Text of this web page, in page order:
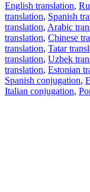
English translation,
translation, Spanish
translation, Arabic
translation, Chinese
translation, Tatar
translation, Uzbek
translation, Estonian
Spanish conjugation,
Italian conjugation,